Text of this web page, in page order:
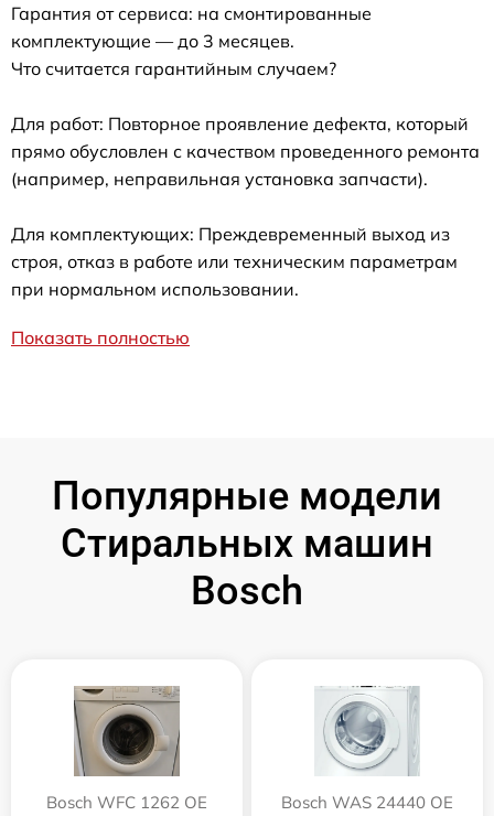
Гарантия от сервиса: на смонтированные
комплектующие — до 3 месяцев.
Что считается гарантийным случаем?
Для работ: Повторное проявление дефекта, который
прямо обусловлен с качеством проведенного ремонта
(например, неправильная установка запчасти).
Для комплектующих: Преждевременный выход из
строя, отказ в работе или техническим параметрам
при нормальном использовании.
Показать полностью
Популярные модели
Стиральных машин
Bosch
Bosch WFC 1262 OE Bosch WAS 24440 OE